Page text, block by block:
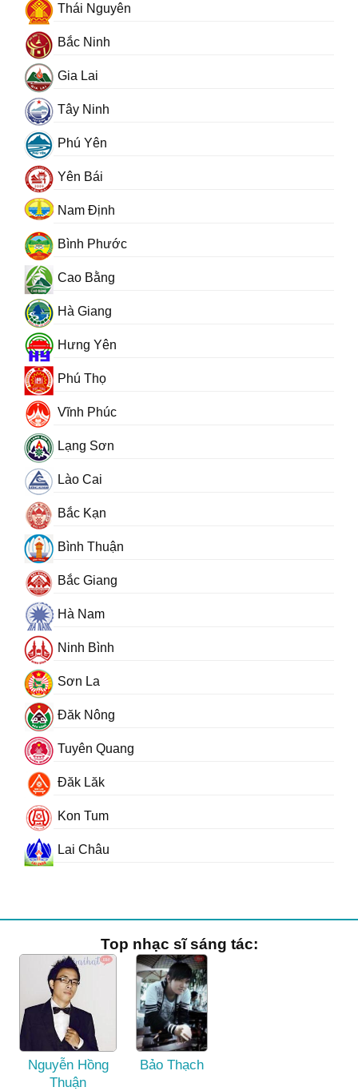
Thái Nguyên
Bắc Ninh
Gia Lai
Tây Ninh
Phú Yên
Yên Bái
Nam Định
Bình Phước
Cao Bằng
Hà Giang
Hưng Yên
Phú Thọ
Vĩnh Phúc
Lạng Sơn
Lào Cai
Bắc Kạn
Bình Thuận
Bắc Giang
Hà Nam
Ninh Bình
Sơn La
Đăk Nông
Tuyên Quang
Đăk Lăk
Kon Tum
Lai Châu
Top nhạc sĩ sáng tác:
Nguyễn Hồng
Thuận
Bảo Thạch